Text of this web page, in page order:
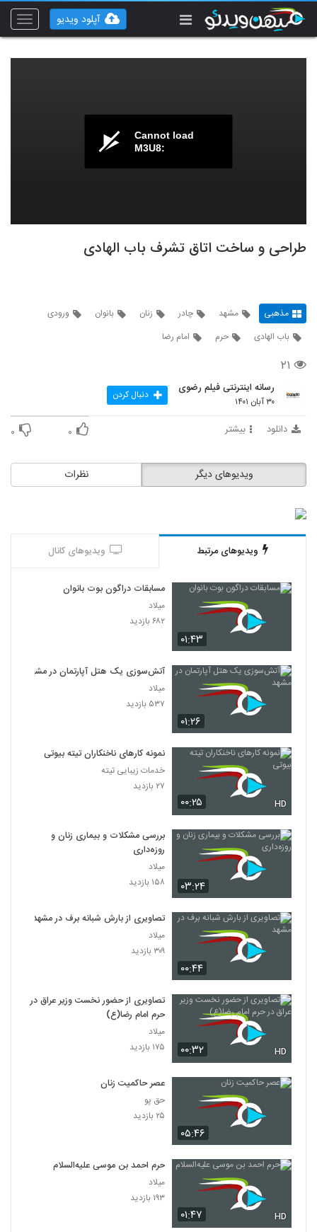
Toggle
آپلود ویدیو
Cannot load
M3U8:
طراحی و ساخت اتاق تشرف باب الهادی
مذهبی مشهد چادر زنان بانوان
ورودی
باب الهادی
حرم امام رضا
۲۱
رسانه اینترنتی فیلم رضوی
۳۰ آبان ۱۴۰۱ دنبال کردن
دانلود بیشتر ۰ ۰
نظرات ویدیوهای دیگر
ویدیوهای مرتبط ویدیوهای کانال
۰۱:۴۳
مسابقات دراگون بوت بانوان
میلاد
۶۸۲ بازدید
۰۱:۲۶
آتش‌سوزی یک هتل آپارتمان در مشهد
میلاد
۵۳۷ بازدید
۰۰:۲۵ HD
نمونه کارهای ناخنکاران تیته بیوتی
خدمات زیبایی تیته
۲۷ بازدید
۰۳:۲۴
بررسی مشکلات و بیماری زنان و
روزه‌داری
میلاد
۱۵۸ بازدید
۰۰:۴۴
تصاویری از بارش شبانه برف در مشهد
میلاد
۳۰۹ بازدید
۰۰:۳۲ HD
تصاویری از حضور نخست وزیر عراق در
حرم امام رضا(ع)
میلاد
۱۷۵ بازدید
۰۵:۴۶
عصر حاکمیت زنان
حق پو
۲۵ بازدید
۰۱:۴۷ HD
حرم احمد بن موسی علیه‌السلام
میلاد
۱۹۳ بازدید